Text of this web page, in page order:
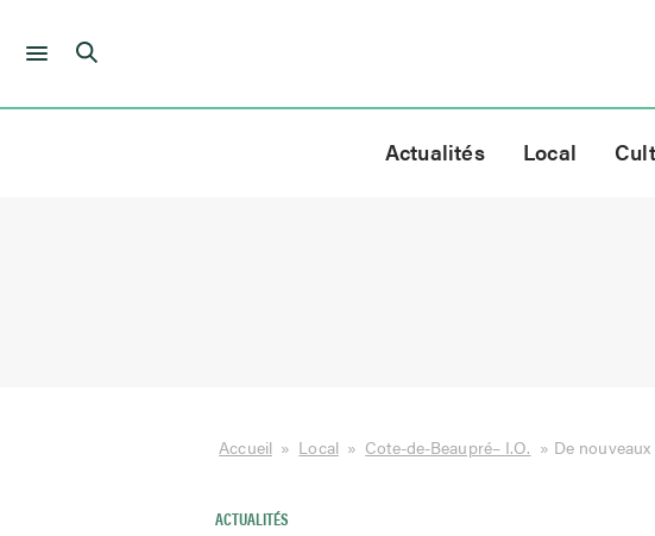
Skip
Actualités Local
Accueil » Local » Cote-de-Beaupré– I.O. » De
ACTUALITÉS